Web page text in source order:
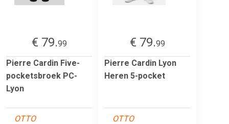
€ 79.99
Pierre Cardin Five-
pocketsbroek PC-
Lyon
OTTO
€ 79.99
Pierre Cardin Lyon
Heren 5-pocket
OTTO